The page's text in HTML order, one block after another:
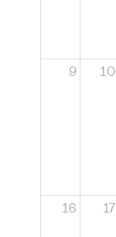
9 10
16 17